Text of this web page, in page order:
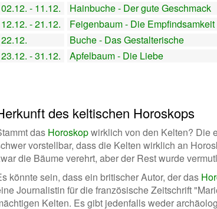
02.12. - 11.12. Hainbuche - Der gute Geschmack
12.12. - 21.12.
Feigenbaum - Die Empfindsamkeit
22.12.
Buche - Das Gestalterische
23.12. - 31.12.
Apfelbaum - Die Liebe
des keltischen Horoskops
das Horoskopwirklich von den Kelten? Die
vorstellbar, dass die Kelten wirklich an
die Bäume verehrt, aber der Rest wurde
könnte sein, dass ein britischer Autor, der das
Journalistin für die französische Zeitschrift
Kelten. Es gibt jedenfalls weder